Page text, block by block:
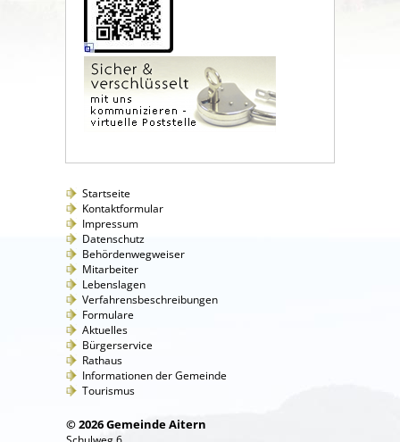
Startseite
Kontaktformular
Impressum
Datenschutz
Behördenwegweiser
Mitarbeiter
Lebenslagen
Verfahrensbeschreibungen
Formulare
Aktuelles
Bürgerservice
Rathaus
Informationen der Gemeinde
Tourismus
© 2026 Gemeinde Aitern